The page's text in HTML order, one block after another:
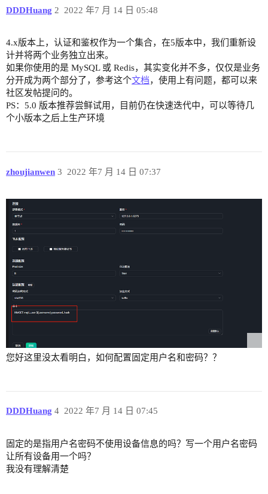
DDDHuang 2022 年7 月 14 日 05:48
2
4.x版本上，认证和鉴权作为一个集合，在5版本中，我们重新设
计并将两个业务独立出来。
如果你使用的是 MySQL 或 Redis，其实变化并不多，仅仅是业务
分开成为两个部分了，参考这个文档，使用上有问题，都可以来
社区发帖提问的。
PS：5.0 版本推荐尝鲜试用，目前仍在快速迭代中，可以等待几
个小版本之后上生产环境
zhoujianwen 2022 年7 月 14 日 07:37
3
您好这里没太看明白，如何配置固定用户名和密码？？
DDDHuang 2022 年7 月 14 日 07:45
4
固定的是指用户名密码不使用设备信息的吗？写一个用户名密码
让所有设备用一个吗？
我没有理解清楚